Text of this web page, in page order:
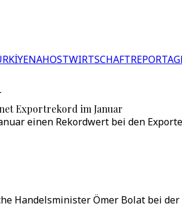
NAHOSTWIRTSCHAFT
Exportrekord im Januar
einen Rekordwert bei den
Handelsminister Ömer Bolat bei